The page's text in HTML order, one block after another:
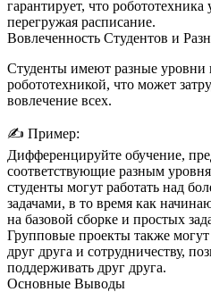
гарантирует, что
перегружая расписание.
Вовлеченность Студентов и
Студенты имеют разные уровни
робототехникой, что может
вовлечение всех.
✍️ Пример:
Дифференцируйте обучение,
соответствующие разным
студенты могут работать над
задачами, в то время как
на базовой сборке и простых
Групповые проекты также
друг друга и сотрудничеству,
поддерживать друг друга.
Основные Выводы